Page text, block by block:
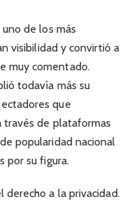
de los más
visibilidad y convirtió a
muy comentado.
todavía más su
que
través de plataformas
popularidad nacional
por su figura.
derecho a la privacidad.